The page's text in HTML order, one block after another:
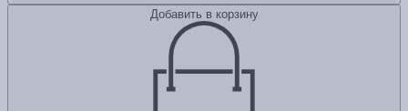
Добавить в корзину